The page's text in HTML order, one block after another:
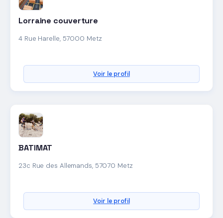
Lorraine couverture
4 Rue Harelle, 57000 Metz
Voir le profil
BATIMAT
23c Rue des Allemands, 57070 Metz
Voir le profil